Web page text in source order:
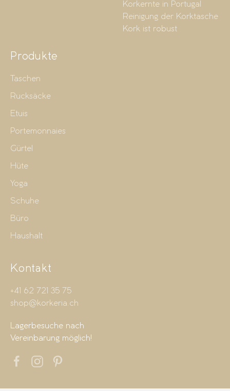
Korkernte in Portugal
Reinigung der Korktasche
Kork ist robust
Produkte
Taschen
Rucksäcke
Etuis
Portemonnaies
Gürtel
Hüte
Yoga
Schuhe
Büro
Haushalt
Kontakt
+41 62 721 35 75
shop@korkeria.ch
Lagerbesuche nach
Vereinbarung möglich!